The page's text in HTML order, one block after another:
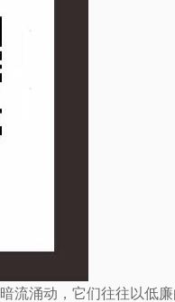
流涌动，它们往往以低